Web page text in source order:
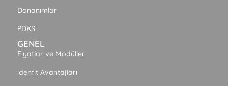
Donanımlar
PDKS
GENEL
Fiyatlar ve Modüller
idenfit Avantajları